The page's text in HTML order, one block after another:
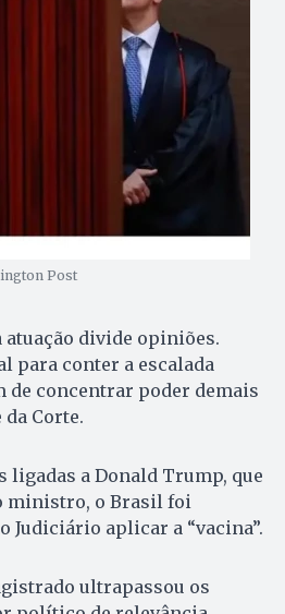
Post
divide opiniões.
para conter a escalada
concentrar poder demais
Corte.
ligadas a Donald Trump, que
ministro, o Brasil foi
Judiciário aplicar a “vacina”.
ultrapassou os